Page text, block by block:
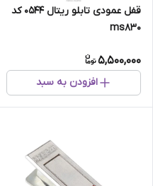
قفل عمودی تابلو ریتال 0544 کد
ms830
5,500,000
افزودن به سبد